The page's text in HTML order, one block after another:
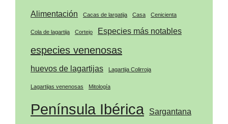
Alimentación Cacas de largatija Casa Cenicienta
Cola de lagartija Cortejo Especies más notables
especies venenosas
huevos de lagartijas Lagartija Colirroja
Lagartijas venenosas Mitología
Península Ibérica Sargantana